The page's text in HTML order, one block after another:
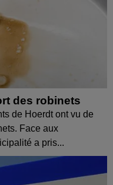
des robinets
de Hoerdt ont vu de
Face aux
a pris...